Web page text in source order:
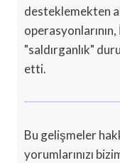
desteklemekten
"saldırganlık"
etti.
Bu gelişmeler
yorumlarınızı